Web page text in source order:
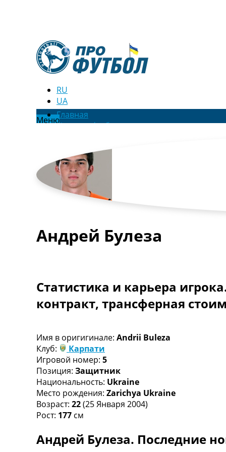
RU
UA
МенюГлавная
Новости футбола
Трансферы
Новости футбола Украины
Последние комментарии
Конкурс прогнозов
Логин
Рейтинги
Турниры
Чемпионат Мира
Англия. Премьер Лига
Испания. Ла Лига
Другие Турниры >>>
Таблицы групп Чемпионата Мира
Украина. Премьер-Лига
Украина. Первая Лига
Лига Чемпионов. Таблицы групп
Англия. Премьер-Лига
Испания. Ла Лига
Все таблицы >>>
Рейтинги
Рейтинг клубов УЕФА
Рейтинг ФИФА
Андрей Булеза
Статистика и карьера
контракт, трансферная
Имя в оригигинале: Andrii Buleza
Клуб:
Карпати
Игровой номер: 5
Позиция: Защитник
Национальность: Ukraine
Место рождения: Zarichya Ukraine
Возраст: 22(25 Января 2004)
Рост: 177 см
Андрей Булеза. Последние